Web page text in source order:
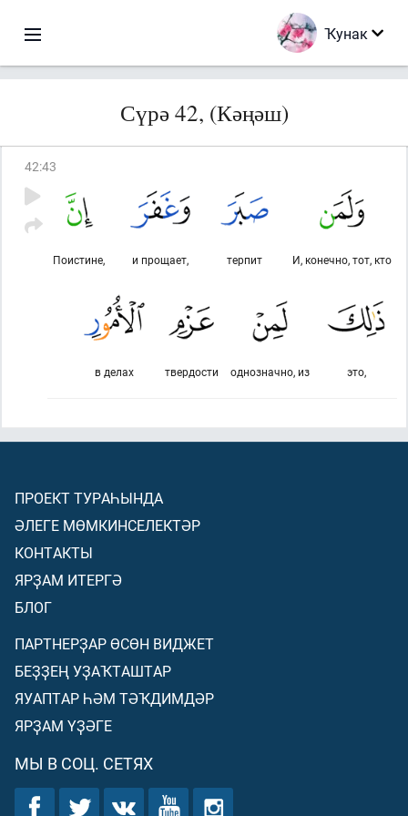
Ҡунак
Сүрә 42, (Кәңәш)
42:43
И, конечно, тот, кто
терпит
и прощает,
Поистине,
это,
однозначно, из
твердости
в делах
ПРОЕКТ ТУРАҺЫНДА
ӘЛЕГЕ МӨМКИНСЕЛЕКТӘР
КОНТАКТЫ
ЯРҘАМ ИТЕРГӘ
БЛОГ
ПАРТНЕРҘАР ӨСӨН ВИДЖЕТ
БЕҘҘЕҢ УҘАҠТАШТАР
ЯУАПТАР ҺӘМ ТӘҠДИМДӘР
ЯРҘАМ ҮҘӘГЕ
МЫ В СОЦ. СЕТЯХ